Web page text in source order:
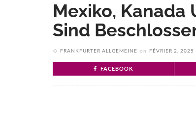
Mexiko, Kanada
Sind
FRANKFURTER ALLGEMEINE on FÉVRIER 2, 2025
FACEBOOK